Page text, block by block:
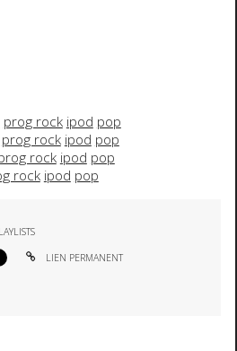
prog rock ipod pop
prog rock ipod pop
rock ipod pop
rock ipod pop
LIEN PERMANENT